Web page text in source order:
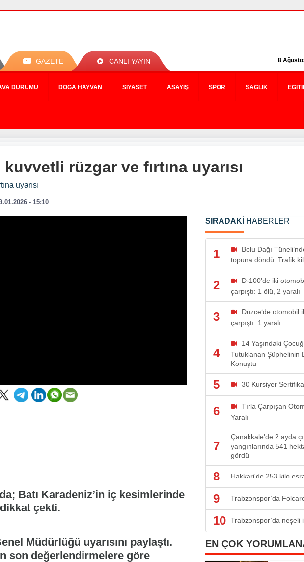
GAZETE CANLI YAYIN 8
DURUMU DOĞA HAYVAN SIYASET ASAYIŞ SPOR SAĞLIK
rüzgar ve fırtına uyarısı
uyarısı
- 15:10
Batı Karadeniz’in iç kesimlerinde
çekti.
Müdürlüğü uyarısını paylaştı.
son değerlendirmelere göre
SIRADAKİ HABERLER
1
Bolu Dağı
topuna döndü: Trafik
2
D-100'de iki
çarpıştı: 1 ölü, 2 yaralı
3
Düzce‘de otomobil
çarpıştı: 1 yaralı
4
14 Yaşındaki
Tutuklanan Şüphelinin
Konuştu
5 30 Kursiyer
6
Tırla Çarpışan
Yaralı
7
Çanakkale'de 2 ayda
yangınlarında 541
gördü
8 Hakkari'de 253 kilo
9 Trabzonspor’da
10 Trabzonspor’da neşeli
EN ÇOK